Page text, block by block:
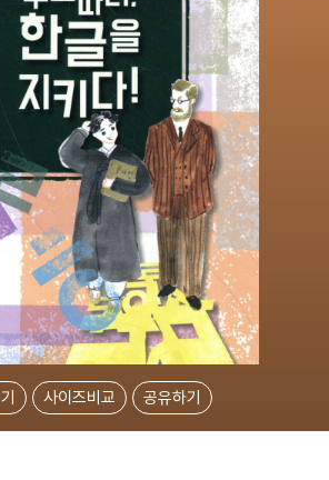
사이즈비교 공유하기